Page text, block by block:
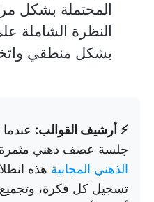
المحتملة بشكل
النظرة الشاملة
بشكل منطقي
⚡ أرشيف القوالب:
جلسة عصف ذهني
الذهني المجانية هذه
تسجيل كل فكرة، وتجميع